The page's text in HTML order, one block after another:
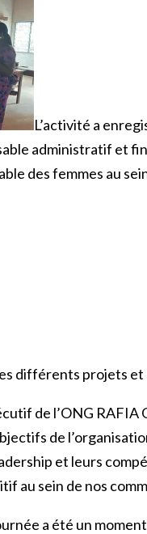
L’activité a
administratif et
des femmes au
différents projets
de l’ONG
de
et leurs
au sein de nos
a été un